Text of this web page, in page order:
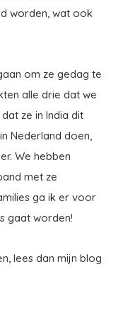
worden, wat ook
om ze gedag te
alle drie dat we
ze in India dit
Nederland doen,
We hebben
met ze
ga ik er voor
gaat worden!
lees dan mijn blog